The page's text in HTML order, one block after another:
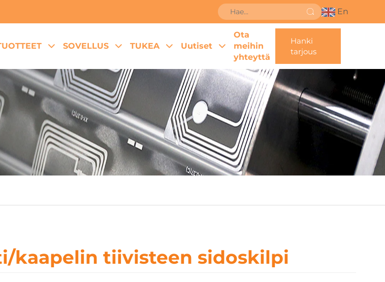
En
SOVELLUS TUKEA Uutiset
Ota
meihin
yhteyttä
Hanki
tarjous
kaapelin tiivisteen sidoskilpi